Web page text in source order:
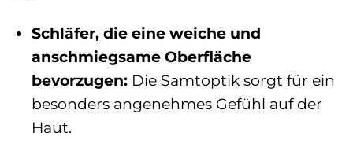
Schläfer, die eine weiche und
anschmiegsame Oberfläche
bevorzugen: Die Samtoptik sorgt für ein
besonders angenehmes Gefühl auf der
Haut.